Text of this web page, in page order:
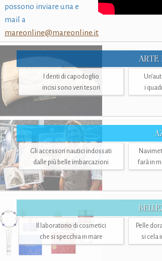
possono inviare una e
mail a
mareonline@mareonline.it
ARTE
I denti di capodoglio
incisi sono veri tesori
i
Gli accessori nautici indossati
dalle più belle imbarcazioni
farà in
Il laboratorio di cosmetici
che si specchia in mare
Pelle
si cela